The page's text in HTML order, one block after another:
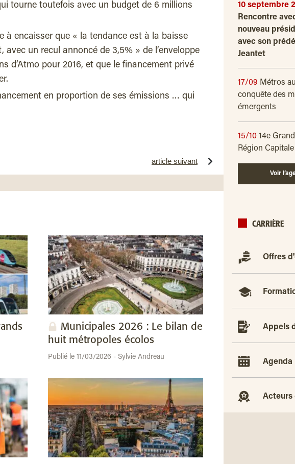
tourne toutefois avec un budget de 6 millions
à encaisser que « la tendance est à la baisse
avec un recul annoncé de 3,5% » de l’enveloppe
d’Atmo pour 2016, et que le financement privé
en proportion de ses émissions … qui
article suivant
Municipales 2026 : Le bilan de
huit métropoles écolos
Publié le 11/03/2026 - Sylvie Andreau
10 septembre
Rencontre
nouveau
avec son
Jeantet
17/09 Métros
conquête des
émergents
15/10 14e
Région Capitale
Voir
CARRIÈRE
Offres
Appels
Agenda
Acteurs